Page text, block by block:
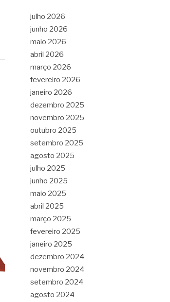
julho 2026
junho 2026
maio 2026
abril 2026
março 2026
fevereiro 2026
janeiro 2026
dezembro 2025
novembro 2025
outubro 2025
setembro 2025
agosto 2025
julho 2025
junho 2025
maio 2025
abril 2025
março 2025
fevereiro 2025
janeiro 2025
dezembro 2024
novembro 2024
setembro 2024
agosto 2024